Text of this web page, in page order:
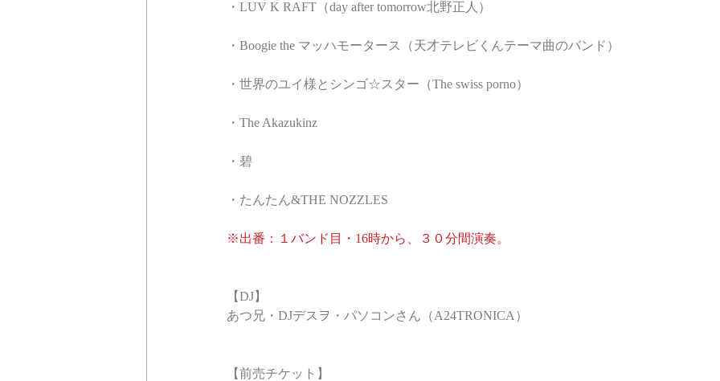
・LUV K RAFT（day after tomorrow北野正人）
・Boogie the マッハモータース（天才テレビくんテーマ曲のバンド）
・世界のユイ様とシンゴ☆スター（The swiss porno）
・The Akazukinz
・碧
・たんたん&THE NOZZLES
※出番：１バンド目・16時から、３０分間演奏。
【DJ】
あつ兄・DJデスヲ・パソコンさん（A24TRONICA）
【前売チケット】